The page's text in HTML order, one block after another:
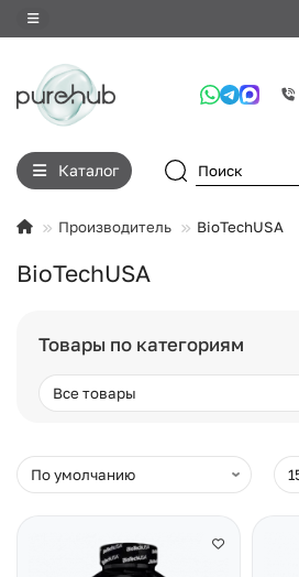
Каталог
Производитель BioTechUSA
BioTechUSA
Товары по категориям